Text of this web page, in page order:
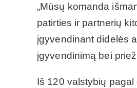
„Mūsų komanda
patirties ir partnerių
įgyvendinant didelės
įgyvendinimą bei
Iš 120 valstybių